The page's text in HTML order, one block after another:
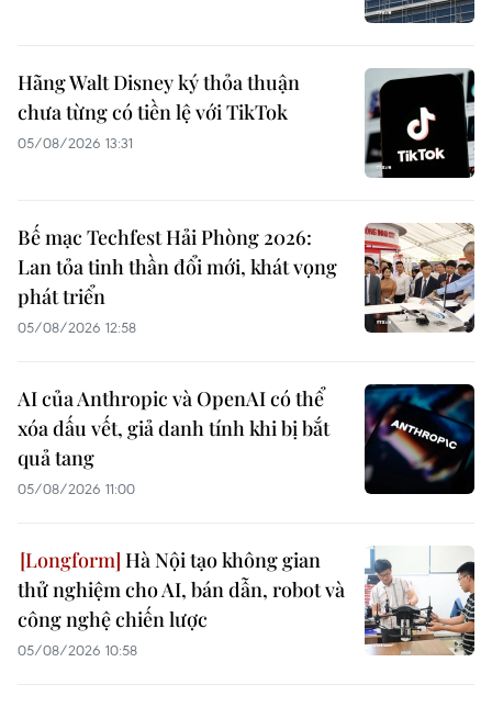
Hãng Walt Disney ký thỏa thuận
chưa từng có tiền lệ với TikTok
05/08/2026 13:31
Bế mạc Techfest Hải Phòng 2026:
Lan tỏa tinh thần đổi mới, khát vọng
phát triển
05/08/2026 12:58
AI của Anthropic và OpenAI có thể
xóa dấu vết, giả danh tính khi bị bắt
quả tang
05/08/2026 11:00
Hà Nội tạo không gian
thử nghiệm cho AI, bán dẫn, robot và
công nghệ chiến lược
05/08/2026 10:58